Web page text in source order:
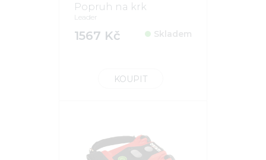
Popruh na krk
Leader
1567 Kč Skladem
KOUPIT